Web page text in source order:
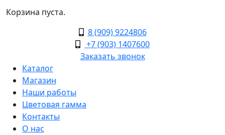
Корзина пуста.
8 (909) 9224806
+7 (903) 1407600
Заказать звонок
Каталог
Магазин
Наши работы
Цветовая гамма
Контакты
О нас